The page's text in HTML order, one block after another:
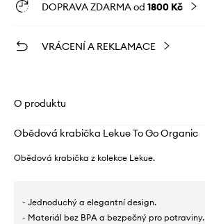
DOPRAVA ZDARMA od 1800 Kč
VRÁCENÍ A REKLAMACE
O produktu
Obědová krabička Lekue To Go Organic
Obědová krabička z kolekce Lekue.
- Jednoduchý a elegantní design.
- Materiál bez BPA a bezpečný pro potraviny.